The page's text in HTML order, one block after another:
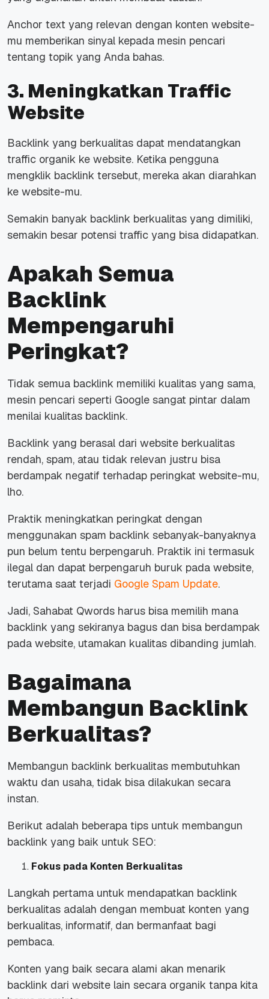
Anchor text yang relevan dengan konten website-
mu memberikan sinyal kepada mesin pencari
tentang topik yang Anda bahas.
3. Meningkatkan Traffic
Website
Backlink yang berkualitas dapat mendatangkan
traffic organik ke website. Ketika pengguna
mengklik backlink tersebut, mereka akan diarahkan
ke website-mu.
Semakin banyak backlink berkualitas yang dimiliki,
semakin besar potensi traffic yang bisa didapatkan.
Apakah Semua
Backlink
Mempengaruhi
Peringkat?
Tidak semua backlink memiliki kualitas yang sama,
mesin pencari seperti Google sangat pintar dalam
menilai kualitas backlink.
Backlink yang berasal dari website berkualitas
rendah, spam, atau tidak relevan justru bisa
berdampak negatif terhadap peringkat website-mu,
lho.
Praktik meningkatkan peringkat dengan
menggunakan spam backlink sebanyak-banyaknya
pun belum tentu berpengaruh. Praktik ini termasuk
ilegal dan dapat berpengaruh buruk pada website,
terutama saat terjadi Google Spam Update.
Jadi, Sahabat Qwords harus bisa memilih mana
backlink yang sekiranya bagus dan bisa berdampak
pada website, utamakan kualitas dibanding jumlah.
Bagaimana
Membangun Backlink
Berkualitas?
Membangun backlink berkualitas membutuhkan
waktu dan usaha, tidak bisa dilakukan secara
instan.
Berikut adalah beberapa tips untuk membangun
backlink yang baik untuk SEO:
Fokus pada Konten Berkualitas
Langkah pertama untuk mendapatkan backlink
berkualitas adalah dengan membuat konten yang
berkualitas, informatif, dan bermanfaat bagi
pembaca.
Konten yang baik secara alami akan menarik
backlink dari website lain secara organik tanpa kita